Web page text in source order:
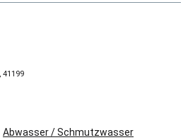
Abwasser / Schmutzwasser